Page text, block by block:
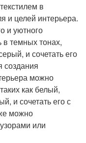
в
и целей интерьера.
и уютного
в темных тонах,
и сочетать его
создания
можно
как белый,
и сочетать его с
можно
или